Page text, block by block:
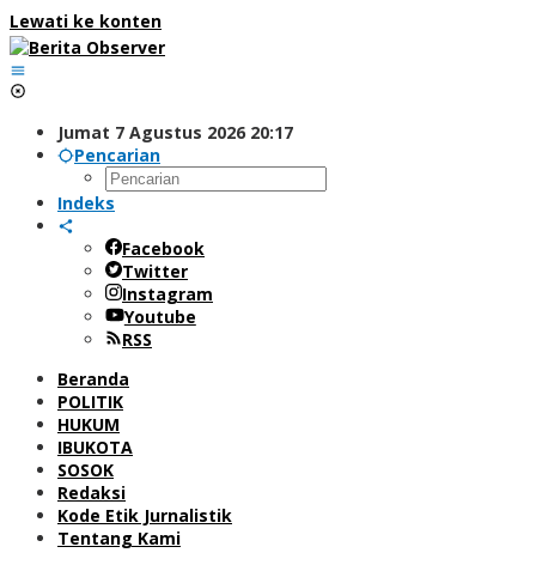
Lewati ke konten
Jumat 7 Agustus 2026 20:17
Pencarian
Indeks
Facebook
Twitter
Instagram
Youtube
RSS
Beranda
POLITIK
HUKUM
IBUKOTA
SOSOK
Redaksi
Kode Etik Jurnalistik
Tentang Kami